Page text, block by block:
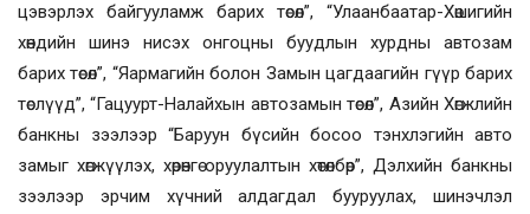
цэвэрлэх байгууламж барих төсөл”, “Улаанбаатар-Хөшигийн
хөндийн шинэ нисэх онгоцны буудлын хурдны автозам
барих төсөл”, “Яармагийн болон Замын цагдаагийн гүүр барих
төслүүд”, “Гацуурт-Налайхын автозамын төсөл”, Азийн Хөгжлийн
банкны зээлээр “Баруун бүсийн босоо тэнхлэгийн авто
замыг хөгжүүлэх, хөрөнгө оруулалтын хөтөлбөр”, Дэлхийн банкны
зээлээр эрчим хүчний алдагдал бууруулах, шинэчлэл